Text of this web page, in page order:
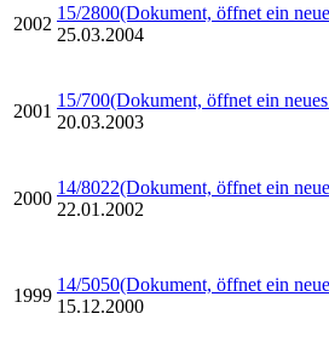
2002
15/2800(Dokument, öffnet ein
25.03.2004
2001
15/700(Dokument, öffnet ein
20.03.2003
2000
14/8022(Dokument, öffnet ein
22.01.2002
1999
14/5050(Dokument, öffnet ein
15.12.2000